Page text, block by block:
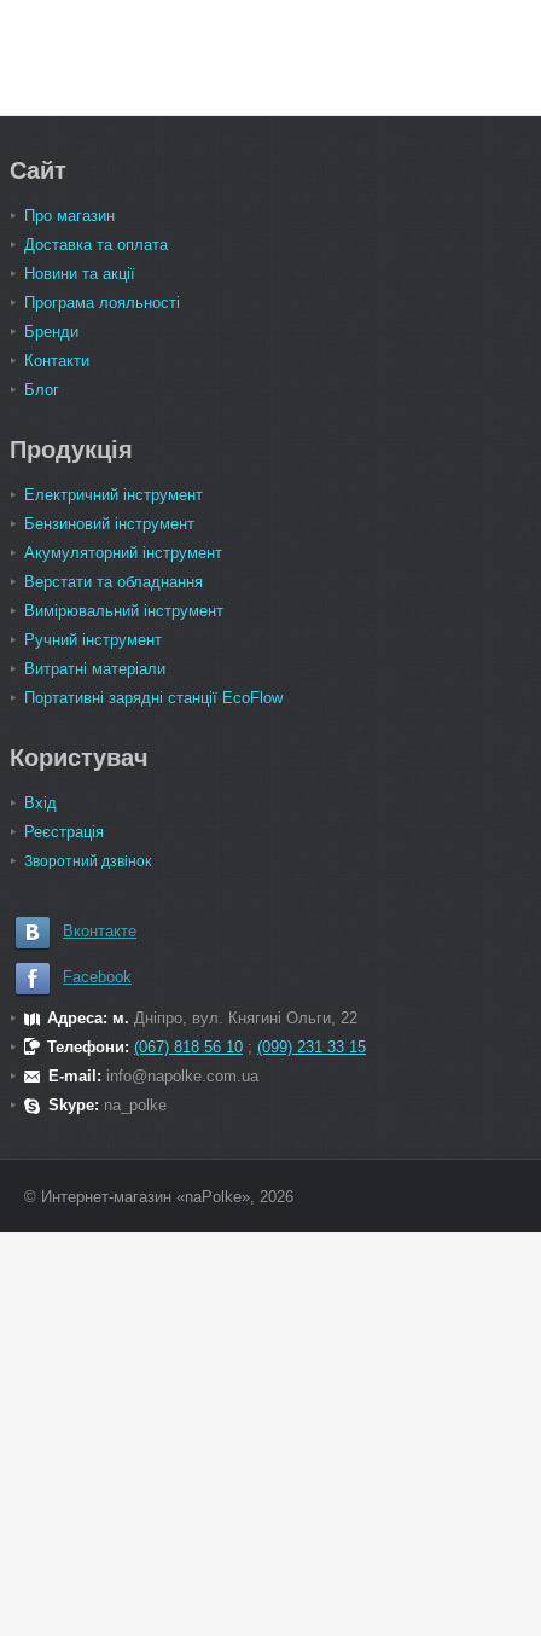
Сайт
Про магазин
Доставка та оплата
Новини та акції
Програма лояльності
Бренди
Контакти
Блог
Продукція
Електричний інструмент
Бензиновий інструмент
Акумуляторний інструмент
Верстати та обладнання
Вимірювальний інструмент
Ручний інструмент
Витратні матеріали
Портативні зарядні станції EcoFlow
Користувач
Вхід
Реєстрація
Зворотний дзвінок
Вконтакте
Facebook
Адреса: м. Дніпро, вул. Княгині Ольги, 22
Телефони: (067) 818 56 10 ; (099) 231 33 15
E-mail: info@napolke.com.ua
Skype: na_polke
© Интернет-магазин «naPolke», 2026